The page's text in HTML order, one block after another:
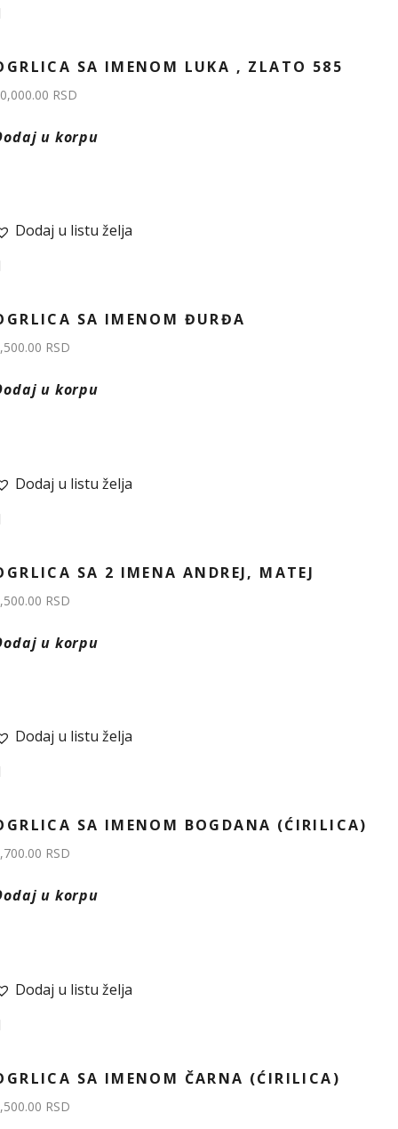
SA IMENOM LUKA , ZLATO 585
RSD
u korpu
Dodaj u listu želja
SA IMENOM ĐURĐA
RSD
u korpu
Dodaj u listu želja
SA 2 IMENA ANDREJ, MATEJ
RSD
u korpu
Dodaj u listu želja
SA IMENOM BOGDANA (ĆIRILICA)
RSD
u korpu
Dodaj u listu želja
SA IMENOM ČARNA (ĆIRILICA)
RSD